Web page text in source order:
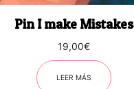
Pin I make Mistakes
19,00€
LEER MÁS